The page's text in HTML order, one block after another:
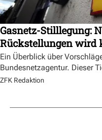
Gasnetz-Stilllegung:
Rückstellungen wird
Ein Überblick über
Bundesnetzagentur. Dieser
ZFK Redaktion